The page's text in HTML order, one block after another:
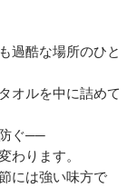
過酷な場所のひと
オルを中に詰めて
ぐ──
わります。
には強い味方で